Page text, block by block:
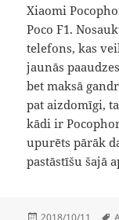
Xiaomi
Poco F1.
telefons, kas
jaunās
bet maksā
pat aizdomīgi,
kādi ir
upurēts pārāk
pastāstīšu šajā
Publicēts